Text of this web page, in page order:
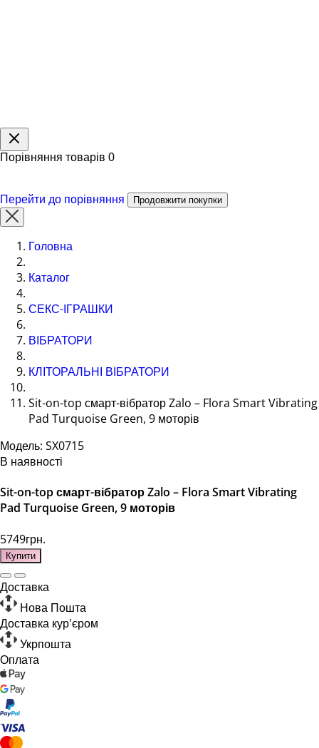
Порівняння товарів 0
Перейти до порівняння Продовжити покупки
Головна
Каталог
СЕКС-ІГРАШКИ
ВІБРАТОРИ
КЛІТОРАЛЬНІ ВІБРАТОРИ
Sit-on-top смарт-вібратор Zalo – Flora Smart Vibrating
Pad Turquoise Green, 9 моторів
Модель: SX0715
В наявності
Sit-on-top смарт-вібратор Zalo – Flora Smart Vibrating
Pad Turquoise Green, 9 моторів
5749грн.
Купити
Доставка
Нова Пошта
Доставка кур'єром
Укрпошта
Оплата